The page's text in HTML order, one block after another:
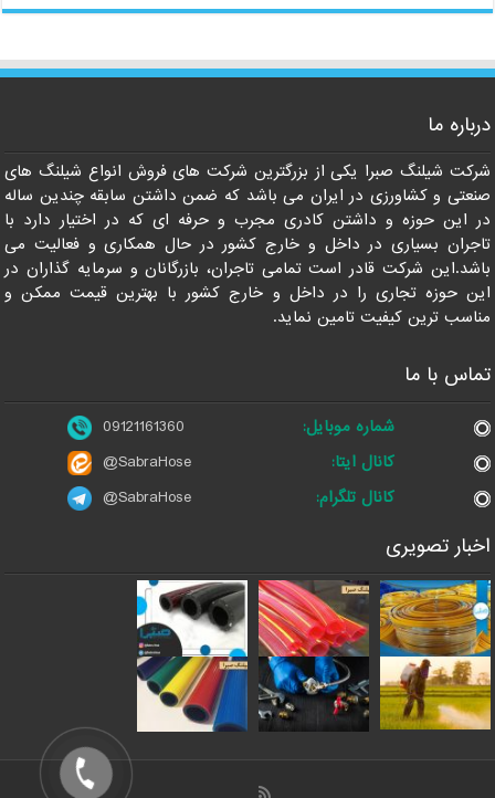
درباره ما
شرکت شیلنگ صبرا یکی از بزرگترین شرکت های فروش انواع شیلنگ های
صنعتی و کشاورزی در ایران می باشد که ضمن داشتن سابقه چندین ساله
در این حوزه و داشتن کادری مجرب و حرفه ای که در اختیار دارد با
تاجران بسیاری در داخل و خارج کشور در حال همکاری و فعالیت می
باشد.این شرکت قادر است تمامی تاجران، بازرگانان و سرمایه گذاران در
این حوزه تجاری را در داخل و خارج کشور با بهترین قیمت ممکن و
مناسب ترین کیفیت تامین نماید.
تماس با ما
شماره موبایل:
09121161360
کانال ایتا:
@SabraHose
کانال تلگرام:
@SabraHose
اخبار تصویری